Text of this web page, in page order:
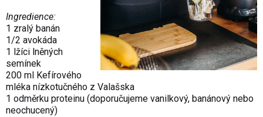
Ingredience:
1 zralý banán
1/2 avokáda
1 lžíci lněných
semínek
200 ml Kefírového
mléka nízkotučného z Valašska
1 odměrku proteinu (doporučujeme vanilkový, banánový nebo
neochucený)